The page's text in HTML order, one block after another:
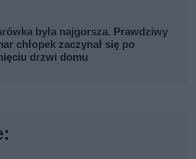
była najgorsza. Prawdziwy
chłopek zaczynał się po
drzwi domu